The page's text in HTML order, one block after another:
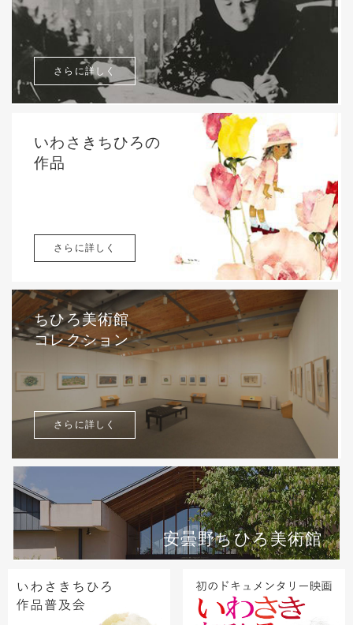
さらに詳しく
いわさきちひろの
作品
さらに詳しく
ちひろ美術館
コレクション
さらに詳しく
安曇野ちひろ美術館